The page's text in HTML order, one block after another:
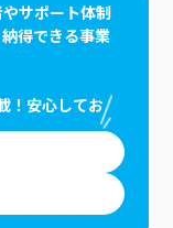
サポート体制
得できる事業
！安心してお